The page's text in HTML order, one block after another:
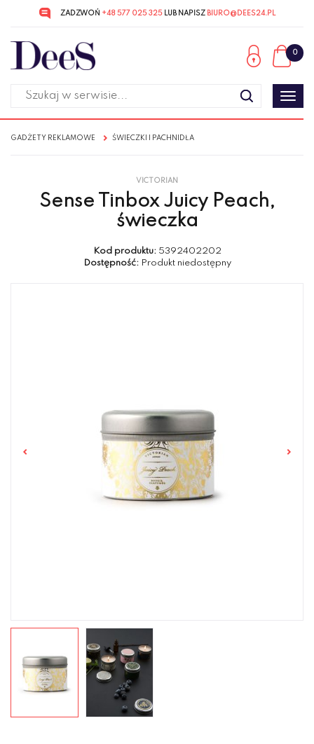
do menu
głównego
do
menu
w
ZADZWOŃ +48 577 025 325LUB NAPISZ BIURO@DEES24.PL
0
GADŻETY REKLAMOWE ŚWIECZKI I PACHNIDŁA
VICTORIAN
Sense Tinbox Juicy Peach,
świeczka
Kod produktu: 5392402202
Dostępność: Produkt niedostępny